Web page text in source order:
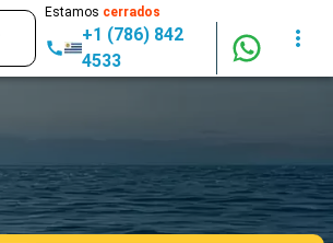
Estamos cerrados
+1 (786) 842
4533